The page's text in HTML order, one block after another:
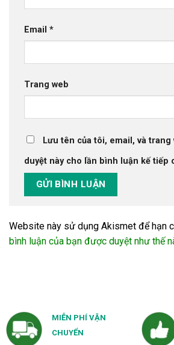
Email *
Trang web
Lưu tên của tôi, email, và
duyệt này cho lần bình luận kế tiếp
Website này sử dụng Akismet để hạn
bình luận của bạn được duyệt như thế
MIỄN PHÍ VẬN
CHUYỂN